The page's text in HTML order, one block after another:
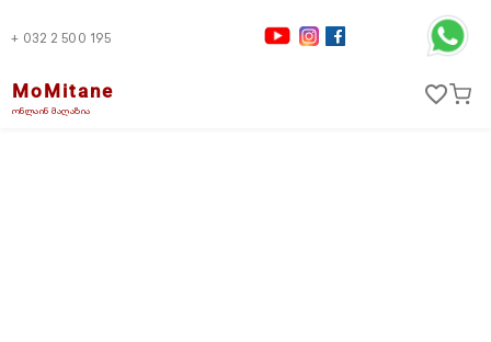
+ 032 2 500 195
MoMitane
ონლაინ მაღაზია
favorite_border